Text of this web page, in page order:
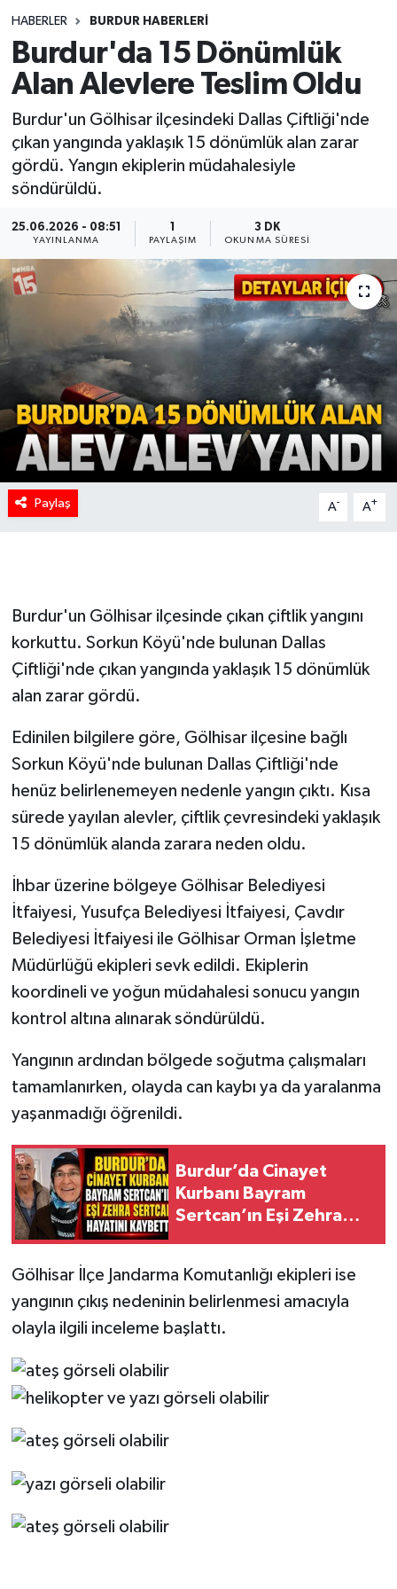
HABERLER BURDUR HABERLERİ
Burdur'da 15 Dönümlük
Alan Alevlere Teslim Oldu
Burdur'un Gölhisar ilçesindeki Dallas Çiftliği'nde
çıkan yangında yaklaşık 15 dönümlük alan zarar
gördü. Yangın ekiplerin müdahalesiyle
söndürüldü.
25.06.2026 - 08:51
YAYINLANMA
1
PAYLAŞIM
3 DK
OKUNMA SÜRESI
Paylaş A- A+
Burdur'un Gölhisar ilçesinde çıkan çiftlik yangını
korkuttu. Sorkun Köyü'nde bulunan Dallas
Çiftliği'nde çıkan yangında yaklaşık 15 dönümlük
alan zarar gördü.
Edinilen bilgilere göre, Gölhisar ilçesine bağlı
Sorkun Köyü'nde bulunan Dallas Çiftliği'nde
henüz belirlenemeyen nedenle yangın çıktı. Kısa
sürede yayılan alevler, çiftlik çevresindeki yaklaşık
15 dönümlük alanda zarara neden oldu.
İhbar üzerine bölgeye Gölhisar Belediyesi
İtfaiyesi, Yusufça Belediyesi İtfaiyesi, Çavdır
Belediyesi İtfaiyesi ile Gölhisar Orman İşletme
Müdürlüğü ekipleri sevk edildi. Ekiplerin
koordineli ve yoğun müdahalesi sonucu yangın
kontrol altına alınarak söndürüldü.
Yangının ardından bölgede soğutma çalışmaları
tamamlanırken, olayda can kaybı ya da yaralanma
yaşanmadığı öğrenildi.
Burdur’da Cinayet
Kurbanı Bayram
Sertcan’ın Eşi Zehra
Gölhisar İlçe Jandarma Komutanlığı ekipleri ise
yangının çıkış nedeninin belirlenmesi amacıyla
olayla ilgili inceleme başlattı.
Spor
Tebrik
Türkiye